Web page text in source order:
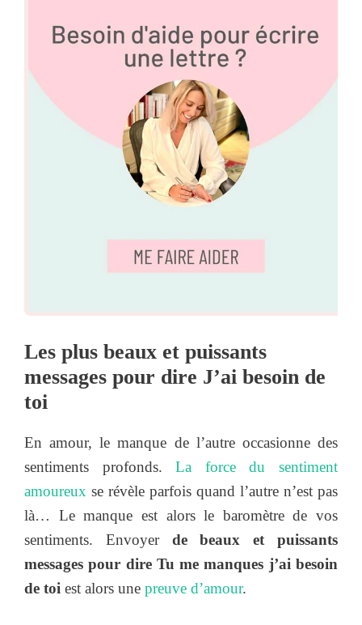
Les plus beaux et puissants
messages pour dire J’ai besoin de
toi
En amour, le manque de l’autre occasionne des
sentiments profonds. La force du sentiment
amoureux se révèle parfois quand l’autre n’est pas
là… Le manque est alors le baromètre de vos
sentiments. Envoyer de beaux et puissants
messages pour dire Tu me manques j’ai besoin
de toi est alors une preuve d’amour.